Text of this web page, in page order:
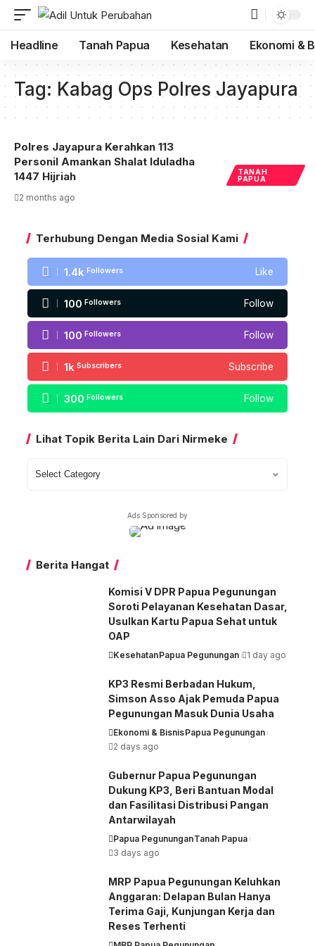
Headline Tanah Papua Kesehatan Ekonomi &
Tag: Kabag Ops Polres Jayapura
TANAH
PAPUA
Polres Jayapura Kerahkan 113
Personil Amankan Shalat Iduladha
1447 Hijriah
2 months ago
Terhubung Dengan Media Sosial Kami
1.4k Followers Like
100 Followers Follow
100 Followers Follow
1k Subscribers Subscribe
300 Followers Follow
Lihat Topik Berita Lain Dari Nirmeke
Ads Sponsored by
Berita Hangat
Komisi V DPR Papua Pegunungan
Soroti Pelayanan Kesehatan Dasar,
Usulkan Kartu Papua Sehat untuk
OAP
KesehatanPapua Pegunungan 1 day ago
KP3 Resmi Berbadan Hukum,
Simson Asso Ajak Pemuda Papua
Pegunungan Masuk Dunia Usaha
Ekonomi & BisnisPapua Pegunungan
2 days ago
Gubernur Papua Pegunungan
Dukung KP3, Beri Bantuan Modal
dan Fasilitasi Distribusi Pangan
Antarwilayah
Papua PegununganTanah Papua
3 days ago
MRP Papua Pegunungan Keluhkan
Anggaran: Delapan Bulan Hanya
Terima Gaji, Kunjungan Kerja dan
Reses Terhenti